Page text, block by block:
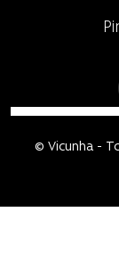
© Vicunha -